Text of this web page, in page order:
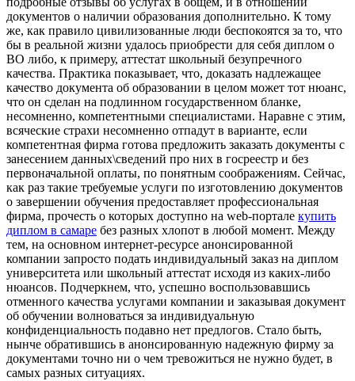
документов о наличии образования дополнительно. К тому
же, как правило цивилизованные люди беспокоятся за то, что
бы в реальной жизни удалось приобрести для себя диплом о
ВО либо, к примеру, аттестат школьный безупречного
качества. Практика показывает, что, доказать надлежащее
качество документа об образовании в целом может тот нюанс,
что он сделан на подлинном государственном бланке,
несомненно, компетентными специалистами. Наравне с этим,
всяческие страхи несомненно отпадут в варианте, если
компетентная фирма готова предложить заказать документы с
занесением данных\сведений про них в госреестр и без
первоначальной оплаты, по понятным соображениям. Сейчас,
как раз такие требуемые услуги по изготовлению документов
о завершении обучения предоставляет профессиональная
фирма, прочесть о которых доступно на web-портале купить
диплом в самаре без разных хлопот в любой момент. Между
тем, на основном интернет-ресурсе анонсированной
компании запросто подать индивидуальный заказ на диплом
университета или школьный аттестат исходя из каких-либо
нюансов. Подчеркнем, что, успешно воспользовавшись
отменного качества услугами компании и заказывая документ
об обучении волноваться за индивидуальную
конфиденциальность подавно нет предлогов. Стало быть,
нынче обратившись в анонсированную надежную фирму за
документами точно ни о чем тревожиться не нужно будет, в
самых разных ситуациях.